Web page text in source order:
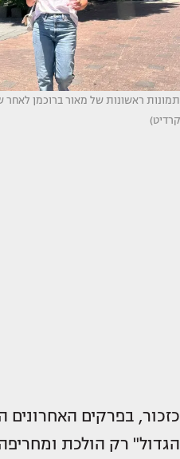
תמונות ראשונות של מאור ברוכמן
קרדיט)
כזכור, בפרקים
הגדול" רק הולכת